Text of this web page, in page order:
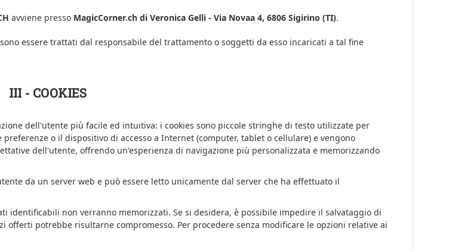
avviene presso MagicCorner.ch di Veronica Gelli - Via Novaa 4, 6806 Sigirino (TI).
essere trattati dal responsabile del trattamento o soggetti da esso incaricati a tal fine
III - COOKIES
dell'utente più facile ed intuitiva: i cookies sono piccole stringhe di testo utilizzate per
o il dispositivo di accesso a Internet (computer, tablet o cellulare) e vengono
dell'utente, offrendo un'esperienza di navigazione più personalizzata e memorizzando
da un server web e può essere letto unicamente dal server che ha effettuato il
identificabili non verranno memorizzati. Se si desidera, è possibile impedire il salvataggio di
potrebbe risultarne compromesso. Per procedere senza modificare le opzioni relative ai